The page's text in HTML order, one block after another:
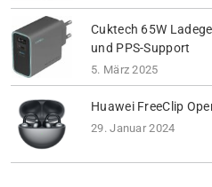
Cuktech 65W
und PPS-Support
5. März 2025
Huawei FreeClip
29. Januar 2024